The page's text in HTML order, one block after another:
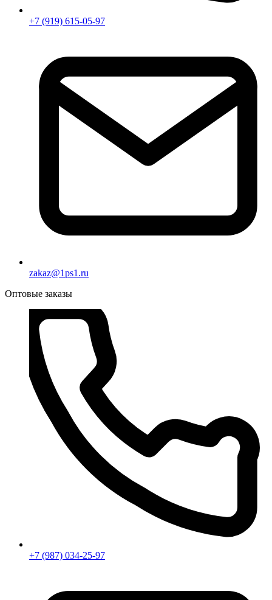
+7 (919) 615-05-97
zakaz@1ps1.ru
Оптовые заказы
+7 (987) 034-25-97